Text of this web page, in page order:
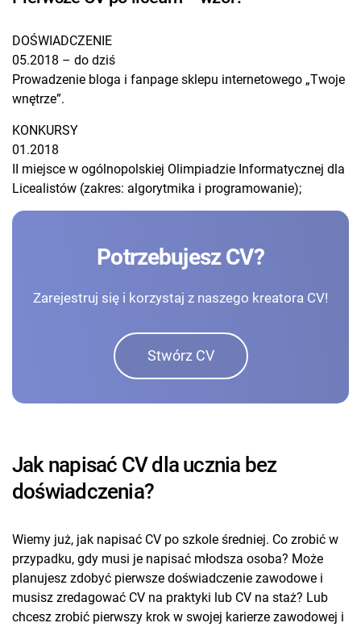
DOŚWIADCZENIE
05.2018 – do dziś
Prowadzenie bloga i fanpage sklepu internetowego „Twoje
wnętrze”.
KONKURSY
01.2018
II miejsce w ogólnopolskiej Olimpiadzie Informatycznej dla
Licealistów (zakres: algorytmika i programowanie);
Potrzebujesz CV?
Zarejestruj się i korzystaj z naszego kreatora CV!
Stwórz CV
Jak napisać CV dla ucznia bez
doświadczenia?
Wiemy już, jak napisać CV po szkole średniej. Co zrobić w
przypadku, gdy musi je napisać młodsza osoba? Może
planujesz zdobyć pierwsze doświadczenie zawodowe i
musisz zredagować CV na praktyki lub CV na staż? Lub
chcesz zrobić pierwszy krok w swojej karierze zawodowej i